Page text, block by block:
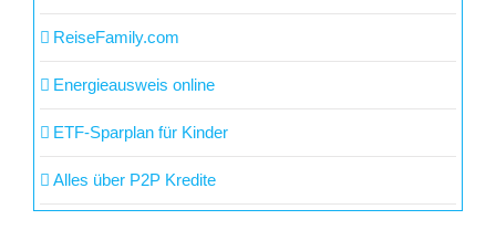
ReiseFamily.com
Energieausweis online
ETF-Sparplan für Kinder
Alles über P2P Kredite